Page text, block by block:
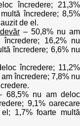
încredere; 21,3%
încredere; 8,5%
de el.
– 50,8% nu am
încredere; 16,2% nu
încredere; 6,6% nu
încredere; 11,2%
încredere; 7,8% nu
68,5% nu am deloc
9,1% oarecare
1,7% foarte multă